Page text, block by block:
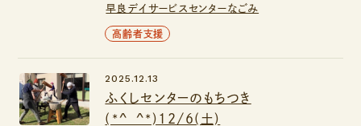
早良デイサービスセンターなごみ
高齢者支援
ふくしセンターのもちつき
(*^_^*)12/6(土)
2025.12.13